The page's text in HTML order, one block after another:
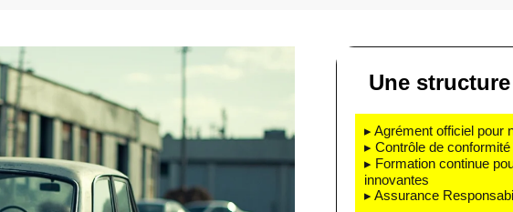
Une
▸ Agrément officiel pour
▸ Contrôle de
▸ Formation continue
innovantes
▸ Assurance